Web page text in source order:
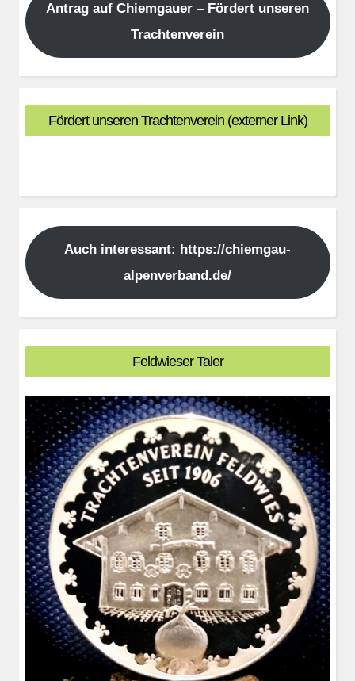
Antrag auf Chiemgauer – Fördert unseren
Trachtenverein
Fördert unseren Trachtenverein (externer Link)
Auch interessant: https://chiemgau-
alpenverband.de/
Feldwieser Taler